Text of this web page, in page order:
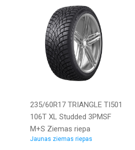
235/60R17 TRIANGLE TI501
106T XL Studded 3PMSF
M+S Ziemas riepa
Jaunas ziemas riepas